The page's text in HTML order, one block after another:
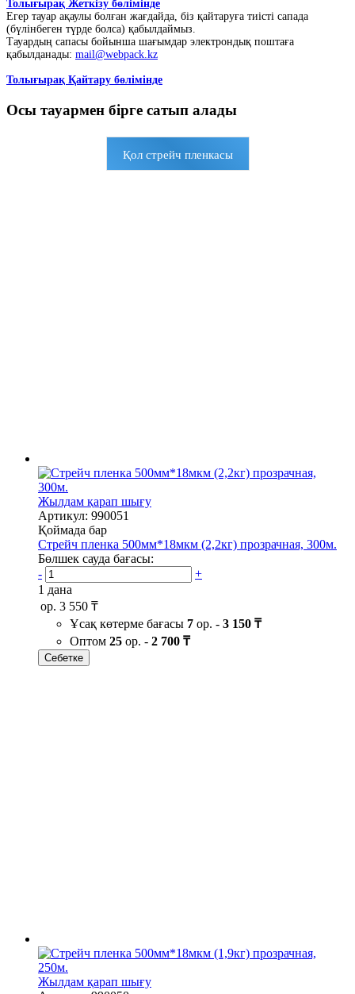
Толығырақ Жеткізу бөлімінде
Егер тауар ақаулы болған жағдайда, біз қайтаруға тиісті сапада
(бүлінбеген түрде болса) қабылдаймыз.
Тауардың сапасы бойынша шағымдар электрондық поштаға
қабылданады: mail@webpack.kz
Толығырақ Қайтару бөлімінде
Осы тауармен бірге сатып алады
Қол стрейч пленкасы
Жылдам қарап шығу
Артикул: 990051
Қоймада бар
Стрейч пленка 500мм*18мкм (2,2кг) прозрачная, 300м.
Бөлшек сауда бағасы:
-
+
1 дана
ор. 3 550 ₸
Ұсақ көтерме бағасы 7 ор. - 3 150 ₸
Оптом 25 ор. - 2 700 ₸
Себетке
Жылдам қарап шығу